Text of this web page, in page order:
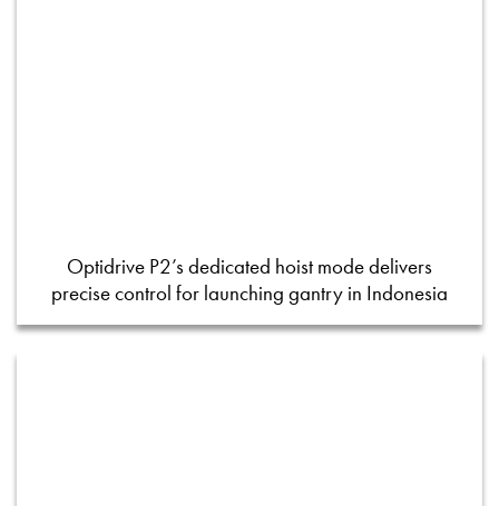
Optidrive P2’s dedicated hoist mode delivers
precise control for launching gantry in Indonesia